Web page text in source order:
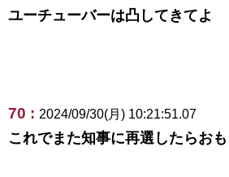
ユーチューバーは凸してきてよ
70 : 2024/09/30(月) 10:21:51.07
これでまた知事に再選したらお